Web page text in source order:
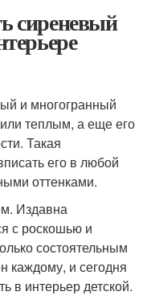
сиреневый
и многогранный
теплым, а еще его
Такая
его в любой
оттенками.
Издавна
с роскошью и
состоятельным
каждому, и сегодня
в интерьер детской.